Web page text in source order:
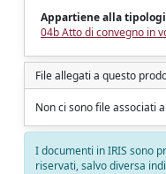
Appartiene alla
04b Atto di convegno in
File allegati a questo
Non ci sono file associati
I documenti in IRIS sono
riservati, salvo diversa